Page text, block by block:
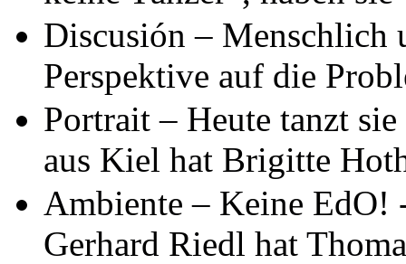
Discusión – Menschlich
Perspektive auf die
Portrait – Heute tanzt
aus Kiel hat Brigitte
Ambiente – Keine EdO!
Gerhard Riedl hat